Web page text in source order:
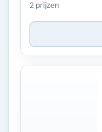
2 prijzen